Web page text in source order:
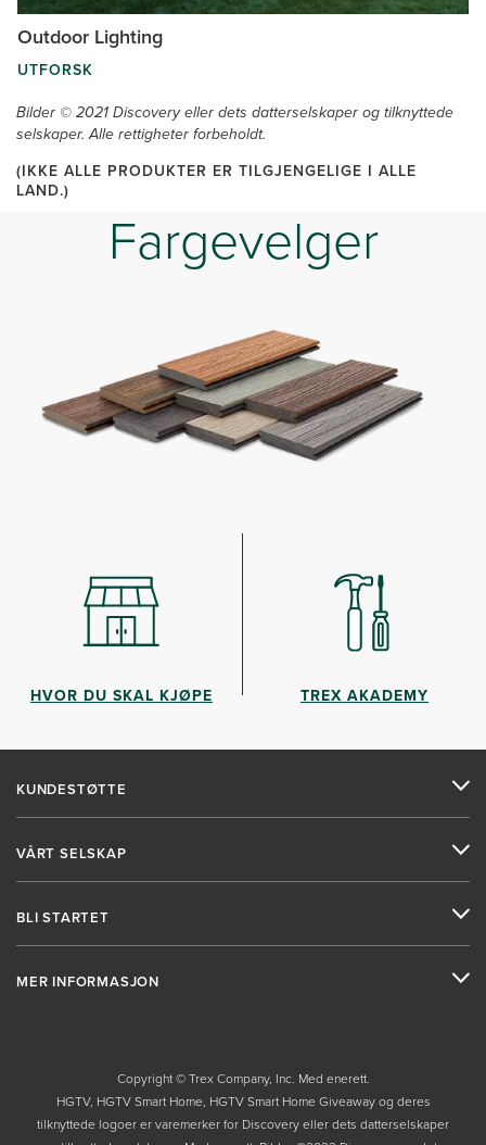
Outdoor Lighting
UTFORSK
Bilder © 2021 Discovery eller dets datterselskaper og tilknyttede
selskaper. Alle rettigheter forbeholdt.
(IKKE ALLE PRODUKTER ER TILGJENGELIGE I ALLE
LAND.)
Fargevelger
HVOR DU SKAL KJØPE TREX AKADEMY
KUNDESTØTTE
VÅRT SELSKAP
BLI STARTET
MER INFORMASJON
Copyright © Trex Company, Inc. Med enerett.
HGTV, HGTV Smart Home, HGTV Smart Home Giveaway og deres
tilknyttede logoer er varemerker for Discovery eller dets datterselskaper